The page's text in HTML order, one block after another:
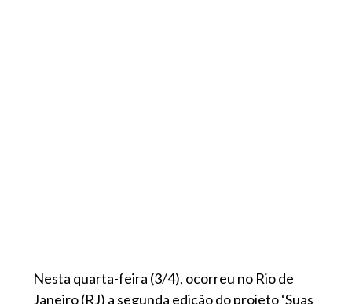
Nesta quarta-feira (3/4), ocorreu no Rio de
Janeiro (RJ) a segunda edição do projeto ‘Suas